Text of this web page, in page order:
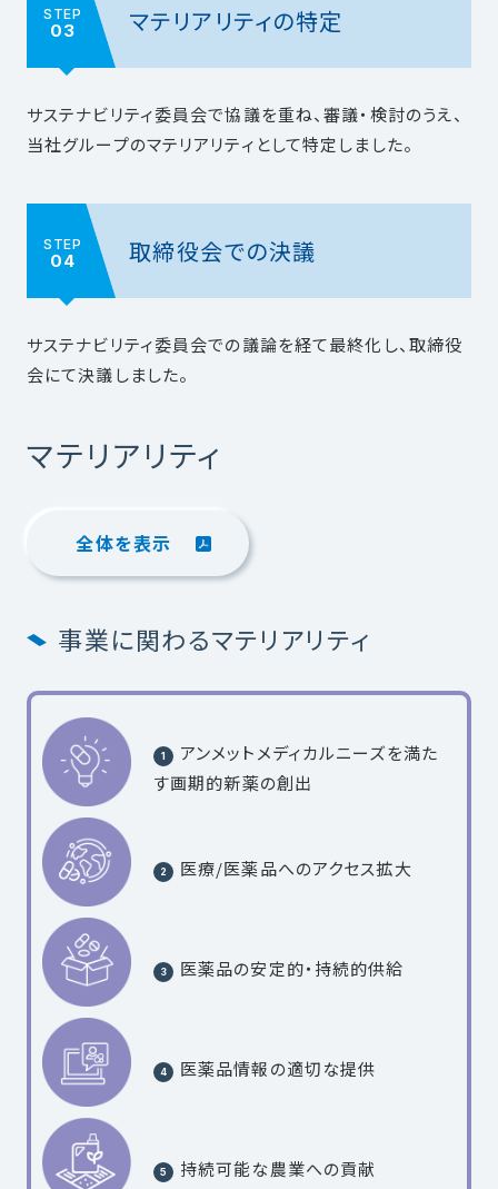
STEP
03 マテリアリティの特定
サステナビリティ委員会で協議を重ね、審議・検討のうえ、
当社グループのマテリアリティとして特定しました。
STEP
04 取締役会での決議
サステナビリティ委員会での議論を経て最終化し、取締役
会にて決議しました。
マテリアリティ
全体を表示
事業に関わるマテリアリティ
アンメットメディカルニーズを満た
す画期的新薬の創出
医療/医薬品へのアクセス拡大
医薬品の安定的・持続的供給
医薬品情報の適切な提供
持続可能な農業への貢献